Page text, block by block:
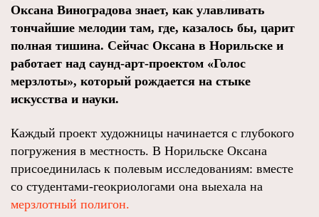
Оксана Виноградова знает, как улавливать
тончайшие мелодии там, где, казалось бы, царит
полная тишина. Сейчас Оксана в Норильске и
работает над саунд-арт-проектом «Голос
мерзлоты», который рождается на стыке
искусства и науки.
Каждый проект художницы начинается с глубокого
погружения в местность. В Норильске Оксана
присоединилась к полевым исследованиям: вместе
со студентами-геокриологами она выехала на
мерзлотный полигон.